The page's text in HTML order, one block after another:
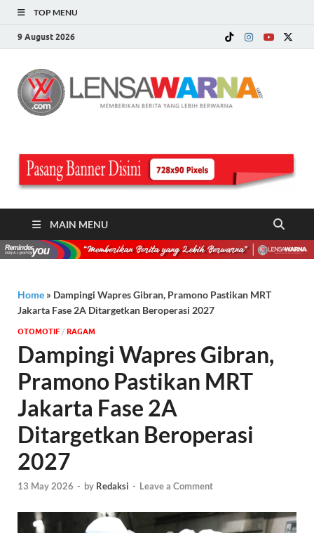
TOP MENU
9 August 2026
MAIN MENU
Home » Dampingi Wapres Gibran, Pramono Pastikan MRT
Jakarta Fase 2A Ditargetkan Beroperasi 2027
OTOMOTIF / ‎RAGAM
Dampingi Wapres Gibran,
Pramono Pastikan MRT
Jakarta Fase 2A
Ditargetkan Beroperasi
2027
13 May 2026 - by Redaksi - Leave a Comment